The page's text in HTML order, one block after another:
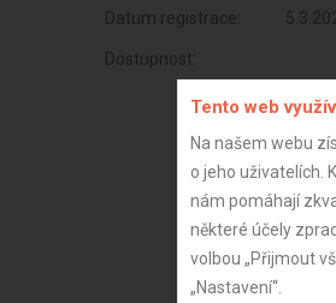
Datum registrace:
Dostupnost:
Tento web
Na našem webu
o jeho uživatelích.
nám pomáhají
některé účely
volbou „Přijmout
„Nastavení“.